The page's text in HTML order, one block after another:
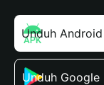
Unduh
Unduh Google